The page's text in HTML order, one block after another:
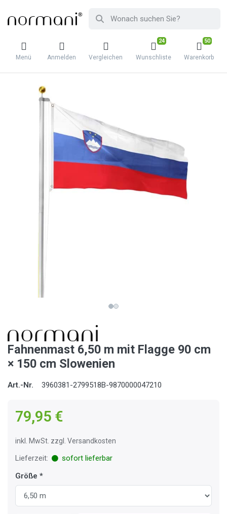
Menü Anmelden Vergleichen
24
Wunschliste
50
Warenkorb
Fahnenmast 6,50 m mit Flagge 90 cm
× 150 cm Slowenien
Art.-Nr. 3960381-2799518B-9870000047210
79,95 €
inkl. MwSt. zzgl. Versandkosten
Lieferzeit:
sofort lieferbar
Größe